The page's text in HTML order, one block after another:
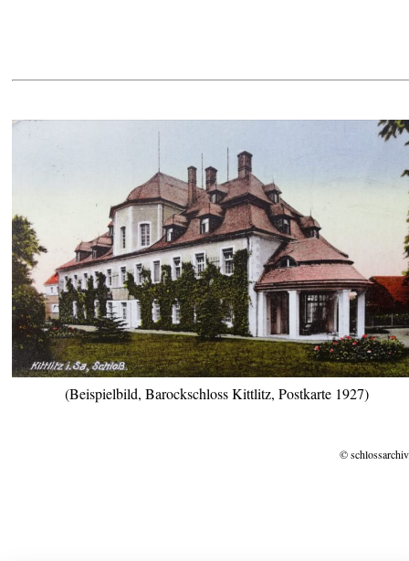
(Beispielbild, Barockschloss Kittlitz, Postkarte 1927)
©